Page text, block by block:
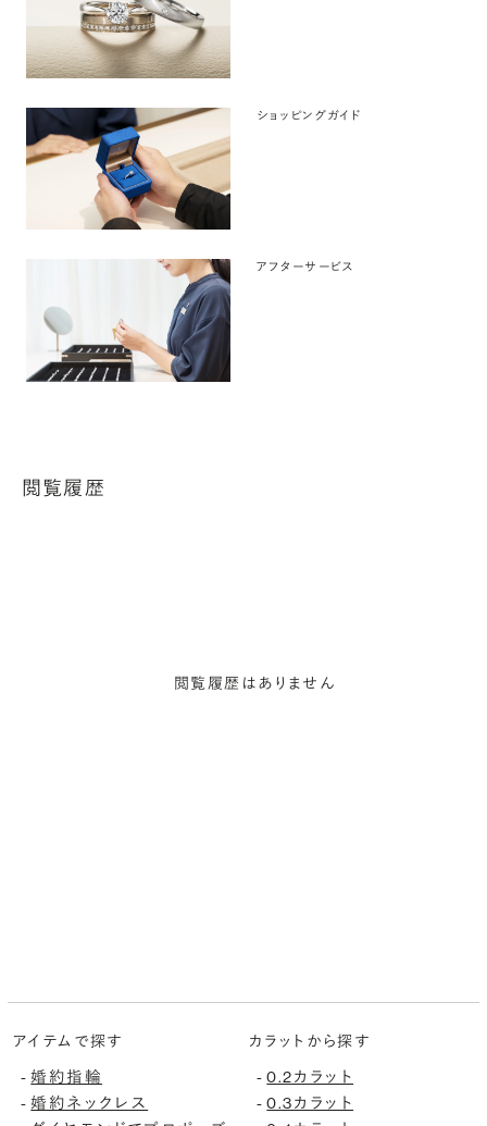
ショッピングガイド
アフターサービス
閲覧履歴
閲覧履歴はありません
アイテムで探す
-婚約指輪
-婚約ネックレス
カラットから探す
-0.2カラット
-0.3カラット